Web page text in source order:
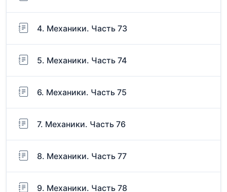
4. Механики. Часть 73
5. Механики. Часть 74
6. Механики. Часть 75
7. Механики. Часть 76
8. Механики. Часть 77
9. Механики. Часть 78